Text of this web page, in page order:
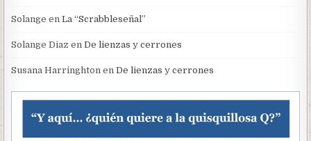
Solange enLa “Scrabbleseñal”
Solange Diaz enDe lienzas y cerrones
Susana Harringhton enDe lienzas y cerrones